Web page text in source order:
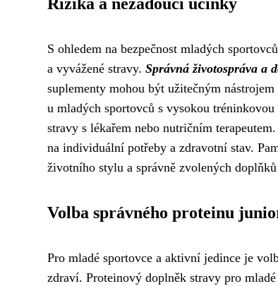
S ohledem na bezpečnost mladých
a vyvážené stravy. Správná životospráva a
suplementy mohou být užitečným
u mladých sportovců s vysokou
stravy s lékařem nebo nutričním
na individuální potřeby a zdravotní stav.
životního stylu a správně zvolených
Volba správného proteinu
Pro mladé sportovce a aktivní jedince je
zdraví. Proteinový doplněk stravy pro